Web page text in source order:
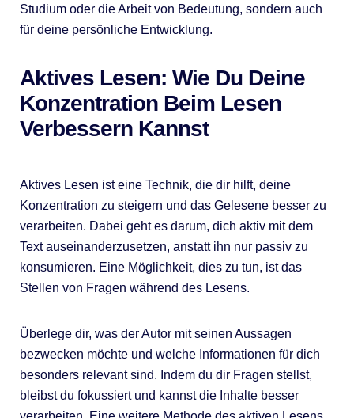
Studium oder die Arbeit von Bedeutung, sondern auch
für deine persönliche Entwicklung.
Aktives Lesen: Wie Du Deine
Konzentration Beim Lesen
Verbessern Kannst
Aktives Lesen ist eine Technik, die dir hilft, deine
Konzentration zu steigern und das Gelesene besser zu
verarbeiten. Dabei geht es darum, dich aktiv mit dem
Text auseinanderzusetzen, anstatt ihn nur passiv zu
konsumieren. Eine Möglichkeit, dies zu tun, ist das
Stellen von Fragen während des Lesens.
Überlege dir, was der Autor mit seinen Aussagen
bezwecken möchte und welche Informationen für dich
besonders relevant sind. Indem du dir Fragen stellst,
bleibst du fokussiert und kannst die Inhalte besser